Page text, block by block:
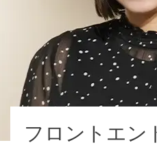
フロントエン